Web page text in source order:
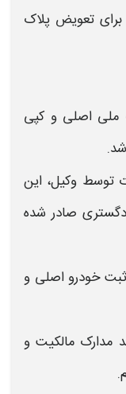
تعویض پلاک
ملی اصلی و کپی
توسط وکیل، این
صادر شده
خودرو اصلی و
مدارک مالکیت و